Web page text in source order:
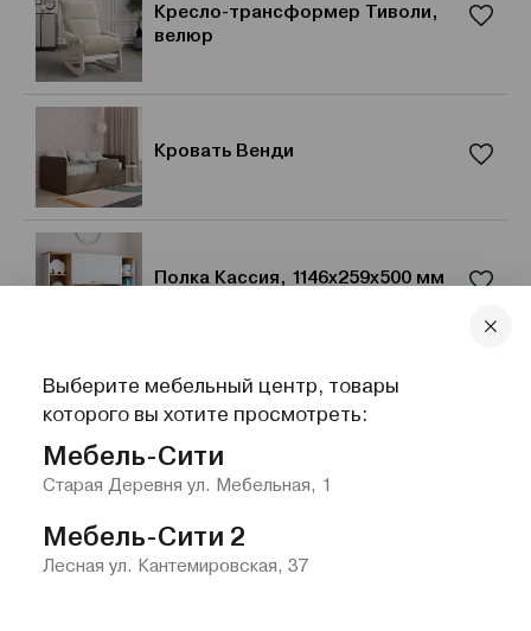
Кресло-трансформер Тиволи,
велюр
Кровать Венди
Полка Кассия, 1146x259x500 мм
Выберите мебельный центр, товары
которого вы хотите просмотреть:
Мебель-Сити
Старая Деревня ул. Мебельная, 1
Мебель-Сити 2
Лесная ул. Кантемировская, 37